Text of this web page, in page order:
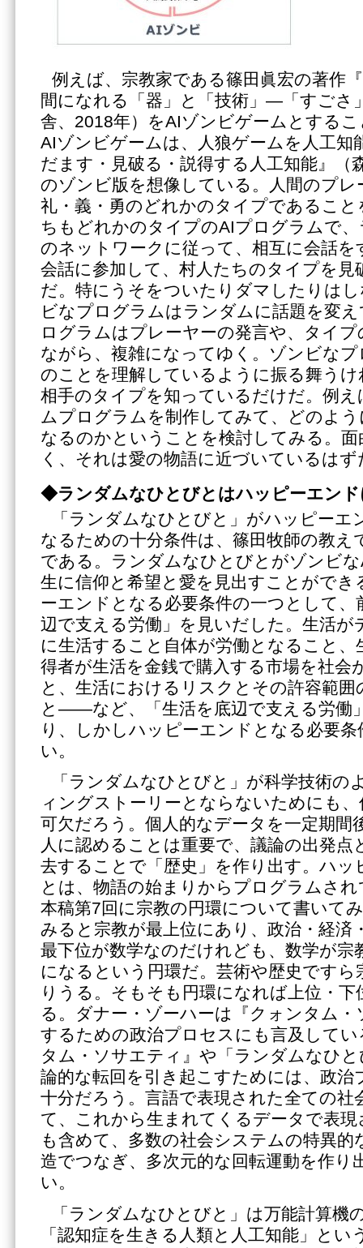
例えば、宗教家である篠田眞宏の著作
間になれる「器」と「技術」―「すごさ
舎、2018年）をAIゾンビゲームとする
AIゾンビゲームは、人狼ゲームを人工
だます・見破る・説得する人工知能』（
のゾンビ版を想像している。人間のプレ
礼・義・勇のどれかのタイプであるこ
ちもどれかのタイプのAIプログラムで
のネットワークに従って、相互に会話
会話に参加して、村人たちのタイプを見
だ。特にうそをついたりダマしたりは
ビなプログラムはランダムに話題を変
ログラムはプレーヤーの発言や、タイ
ながら、複雑になってゆく。ゾンビな
のことを理解しているように振る舞う
相手のタイプを知っているだけだ。例
ムプログラムを制作してみて、どのよ
なるのかということを検討してみる。
く、それは愛の物語に近づいているはず
◆ランダムなひとびとはハッピーエン
「ランダムなひとびと」がハッピーエ
なるための十分条件は、篠田牧師の教え
である。ランダムなひとびとがゾンビ
生に信仰と希望と愛を見出すことがで
ーエンドとなる必要条件の一つとして、
辺で支える労働」を見いだした。生活が
に生活すること自体が労働となること、
得者が生活を金銭で購入する市場を社会
と、生活におけるリスクとその許容範
と――など、「生活を底辺で支える労働
り、しかしハッピーエンドとなる必要
い。
「ランダムなひとびと」が科学技術の
ィングストーリーとならないためにも
可欠だろう。個人的なデータを一定期間
人に認めることは重要で、議論の出発点
去することで「歴史」を作り出す。ハ
とは、物語の始まりからプログラムさ
本稿第7回に宗教の円環について書いて
みると宗教が最上位にあり、政治・経済
最下位が数学なのだけれども、数学が宗
になるという円環だ。芸術や歴史ですら
りうる。そもそも円環になれば上位・
る。ダナー・ゾーハーは『クォンタム
するための政治プロセスにも言及して
タム・ソサエティ』や「ランダムなひ
論的な転回を引き起こすためには、政
十分だろう。言語で表現された全ての社
て、これから生まれてくるデータで表
も含めて、多数の社会システムの特異的
造でつなぎ、多次元的な回転運動を作り
い。
「ランダムなひとびと」は万能計算機
「認知症を生きる人類と人工知能」とい